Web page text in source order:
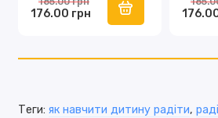
покаже дорослому, як
176.00 грн
Теги: як навчити дитину радіти,